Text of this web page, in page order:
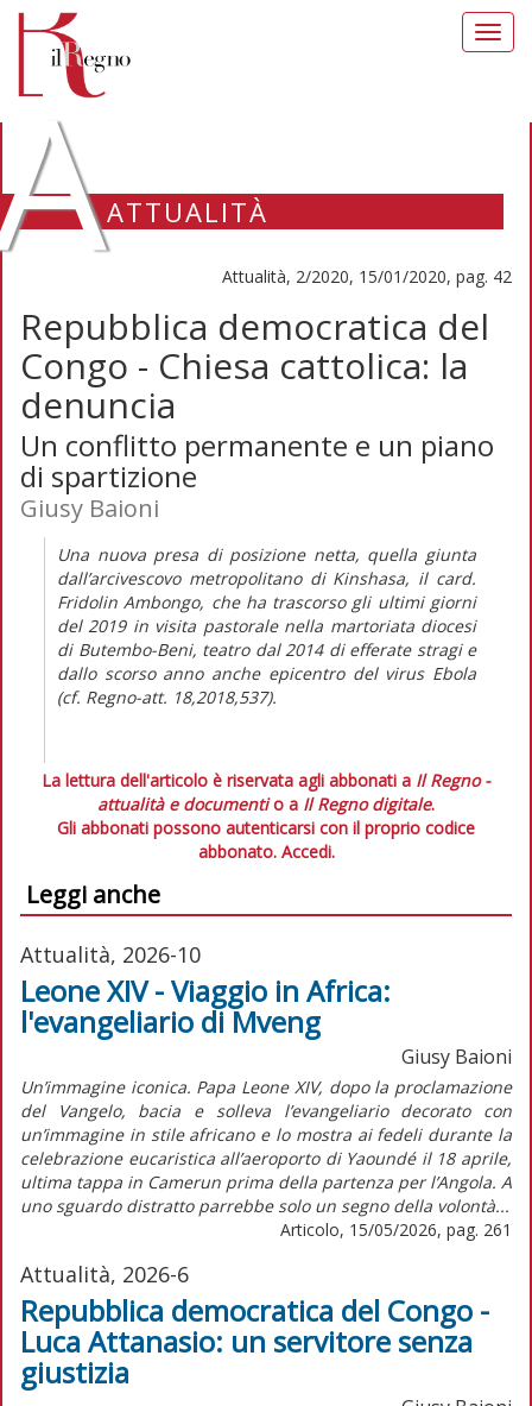
ATTUALITÀ
Attualità, 2/2020, 15/01/2020, pag. 42
Repubblica democratica del
Congo - Chiesa cattolica: la
denuncia
Un conflitto permanente e un piano
di spartizione
Giusy Baioni
Una nuova presa di posizione netta, quella giunta
dall’arcivescovo metropolitano di Kinshasa, il card.
Fridolin Ambongo, che ha trascorso gli ultimi giorni
del 2019 in visita pastorale nella martoriata diocesi
di Butembo-Beni, teatro dal 2014 di efferate stragi e
dallo scorso anno anche epicentro del virus Ebola
(cf. Regno-att. 18,2018,537).
La lettura dell'articolo è riservata agli abbonati a Il Regno -
attualità e documentio a Il Regno digitale.
Gli abbonati possono autenticarsi con il proprio codice
abbonato. Accedi.
Leggi anche
Attualità, 2026-10
Leone XIV - Viaggio in Africa:
l'evangeliario di Mveng
Giusy Baioni
Un’immagine iconica. Papa Leone XIV, dopo la proclamazione
del Vangelo, bacia e solleva l’evangeliario decorato con
un’immagine in stile africano e lo mostra ai fedeli durante la
celebrazione eucaristica all’aeroporto di Yaoundé il 18 aprile,
ultima tappa in Camerun prima della partenza per l’Angola. A
uno sguardo distratto parrebbe solo un segno della volontà...
Articolo, 15/05/2026, pag. 261
Attualità, 2026-6
Repubblica democratica del Congo -
Luca Attanasio: un servitore senza
giustizia